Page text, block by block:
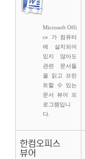
Microsoft Offi
ce 가 컴퓨터
에 설치되어
있지 않아도
관련 문서들
을 읽고 프린
트할 수 있는
문서 뷰어 프
로그램입니
다.
한컴오피스
뷰어